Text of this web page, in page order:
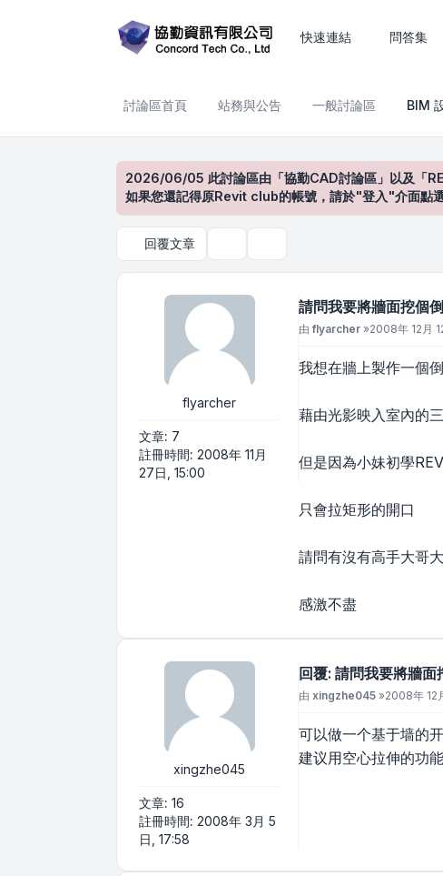
快速連結 問答集
討論區首頁 站務與公告 一般討論區 BIM
2026/06/05 此討論區由「協勤CAD討論區」以及「
如果您還記得原Revit club的帳號，請於"登入"介面點
回覆文章
flyarcher
文章: 7
註冊時間: 2008年 11月
27日, 15:00
請問我要將牆面挖個
文章
由flyarcher »2008年 12月
我想在牆上製作一個
藉由光影映入室內的
但是因為小妹初學
只會拉矩形的開口
請問有沒有高手大哥
感激不盡
xingzhe045
文章: 16
註冊時間: 2008年 3月 5
日, 17:58
回覆: 請問我要將牆
文章
由 xingzhe045 »2008年 12
可以做一个基于墙的
建议用空心拉伸的功